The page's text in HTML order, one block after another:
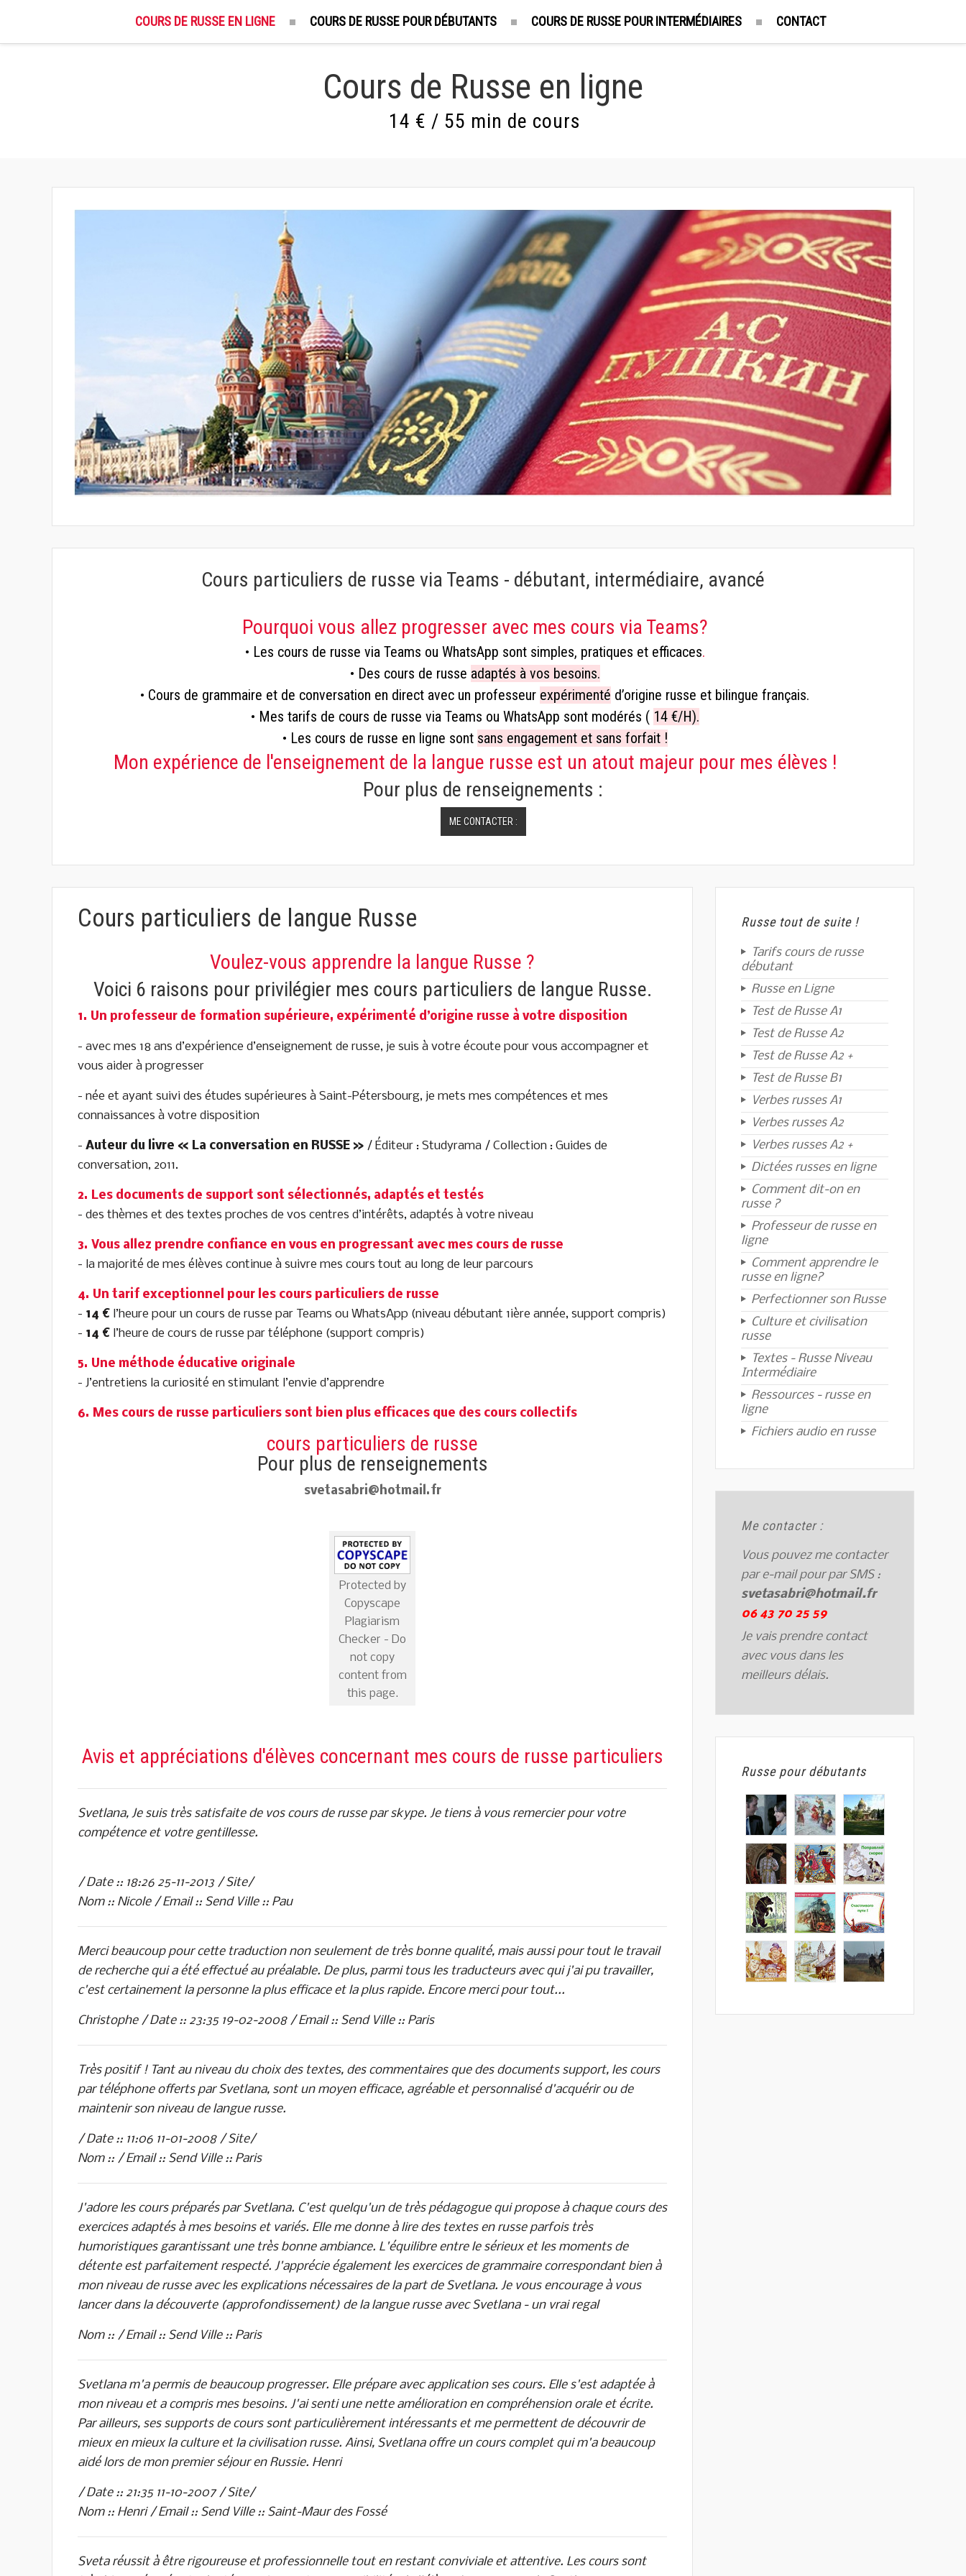
COURS DE RUSSE EN LIGNE COURS DE RUSSE POUR DÉBUTANTS COURS DE RUSSE POUR INTERMÉDIAIRES CONTACT
Cours de Russe en ligne
14 € / 55 min de cours
Cours particuliers de russe via Teams - débutant, intermédiaire, avancé
Pourquoi vous allez progresser avec mes cours via Teams?
• Les cours de russe via Teams ou WhatsApp sont simples, pratiques et efficaces.
• Des cours de russe adaptés à vos besoins.
• Cours de grammaire et de conversation en direct avec un professeur expérimenté d’origine russe et bilingue français.
• Mes tarifs de cours de russe via Teams ou WhatsApp sont modérés ( 14 €/H).
• Les cours de russe en ligne sont sans engagement et sans forfait !
Mon expérience de l'enseignement de la langue russe est un atout majeur pour mes élèves !
Pour plus de renseignements :
ME CONTACTER :
Cours particuliers de langue Russe
Voulez-vous apprendre la langue Russe ?
Voici 6 raisons pour privilégier mes cours particuliers de langue Russe.
1. Un professeur de formation supérieure, expérimenté d’origine russe à votre disposition
- avec mes 18 ans d’expérience d’enseignement de russe, je suis à votre écoute pour vous accompagner et
vous aider à progresser
- née et ayant suivi des études supérieures à Saint-Pétersbourg, je mets mes compétences et mes
connaissances à votre disposition
- Auteur du livre « La conversation en RUSSE » / Éditeur : Studyrama / Collection : Guides de
conversation, 2011.
2. Les documents de support sont sélectionnés, adaptés et testés
- des thèmes et des textes proches de vos centres d’intérêts, adaptés à votre niveau
3. Vous allez prendre confiance en vous en progressant avec mes cours de russe
- la majorité de mes élèves continue à suivre mes cours tout au long de leur parcours
4. Un tarif exceptionnel pour les cours particuliers de russe
- 14 € l’heure pour un cours de russe par Teams ou WhatsApp (niveau débutant 1ière année, support compris)
- 14 € l’heure de cours de russe par téléphone (support compris)
5. Une méthode éducative originale
- J’entretiens la curiosité en stimulant l’envie d’apprendre
6. Mes cours de russe particuliers sont bien plus efficaces que des cours collectifs
cours particuliers de russe
Pour plus de renseignements
svetasabri@hotmail.fr
Protected by
Copyscape
Plagiarism
Checker - Do
not copy
content from
this page.
Avis et appréciations d'élèves concernant mes cours de russe particuliers
Svetlana, Je suis très satisfaite de vos cours de russe par skype. Je tiens à vous remercier pour votre
compétence et votre gentillesse.
/ Date :: 18:26 25-11-2013 / Site/
Nom :: Nicole / Email :: Send Ville :: Pau
Merci beaucoup pour cette traduction non seulement de très bonne qualité, mais aussi pour tout le travail
de recherche qui a été effectué au préalable. De plus, parmi tous les traducteurs avec qui j'ai pu travailler,
c'est certainement la personne la plus efficace et la plus rapide. Encore merci pour tout...
Christophe / Date :: 23:35 19-02-2008 / Email :: Send Ville :: Paris
Très positif ! Tant au niveau du choix des textes, des commentaires que des documents support, les cours
par téléphone offerts par Svetlana, sont un moyen efficace, agréable et personnalisé d'acquérir ou de
maintenir son niveau de langue russe.
/ Date :: 11:06 11-01-2008 / Site/
Nom :: / Email :: Send Ville :: Paris
J'adore les cours préparés par Svetlana. C'est quelqu'un de très pédagogue qui propose à chaque cours des
exercices adaptés à mes besoins et variés. Elle me donne à lire des textes en russe parfois très
humoristiques garantissant une très bonne ambiance. L'équilibre entre le sérieux et les moments de
détente est parfaitement respecté. J'apprécie également les exercices de grammaire correspondant bien à
mon niveau de russe avec les explications nécessaires de la part de Svetlana. Je vous encourage à vous
lancer dans la découverte (approfondissement) de la langue russe avec Svetlana - un vrai regal
Nom :: / Email :: Send Ville :: Paris
Svetlana m'a permis de beaucoup progresser. Elle prépare avec application ses cours. Elle s'est adaptée à
mon niveau et a compris mes besoins. J'ai senti une nette amélioration en compréhension orale et écrite.
Par ailleurs, ses supports de cours sont particulièrement intéressants et me permettent de découvrir de
mieux en mieux la culture et la civilisation russe. Ainsi, Svetlana offre un cours complet qui m'a beaucoup
aidé lors de mon premier séjour en Russie. Henri
/ Date :: 21:35 11-10-2007 / Site/
Nom :: Henri / Email :: Send Ville :: Saint-Maur des Fossé
Sveta réussit à être rigoureuse et professionnelle tout en restant conviviale et attentive. Les cours sont
Russe tout de suite !
Tarifs cours de russe
débutant
Russe en Ligne
Test de Russe A1
Test de Russe A2
Test de Russe A2 +
Test de Russe B1
Verbes russes A1
Verbes russes A2
Verbes russes A2 +
Dictées russes en ligne
Comment dit-on en
russe ?
Professeur de russe en
ligne
Comment apprendre le
russe en ligne?
Perfectionner son Russe
Culture et civilisation
russe
Textes - Russe Niveau
Intermédiaire
Ressources - russe en
ligne
Fichiers audio en russe
Me contacter :
Vous pouvez me contacter
par e-mail pour par SMS :
svetasabri@hotmail.fr
06 43 70 25 59
Je vais prendre contact
avec vous dans les
meilleurs délais.
Russe pour débutants